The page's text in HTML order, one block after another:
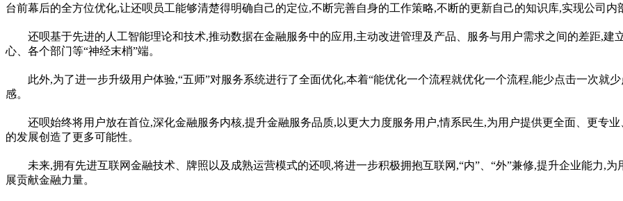
台前幕后的全方位优化,让还呗员工能够清楚得明确自己的定位,不断完善自身的工作策略,不断的更新自己的知识库,实现公司内
还呗基于先进的人工智能理论和技术,推动数据在金融服务中的应用,主动改进管理及产品、服务与用户需求之间的差距,
心、各个部门等“神经末梢”端。
此外,为了进一步升级用户体验,“五师”对服务系统进行了全面优化,本着“能优化一个流程就优化一个流程,能少点击一次就
感。
还呗始终将用户放在首位,深化金融服务内核,提升金融服务品质,以更大力度服务用户,情系民生,为用户提供更全面、更专
的发展创造了更多可能性。
未来,拥有先进互联网金融技术、牌照以及成熟运营模式的还呗,将进一步积极拥抱互联网,“内”、“外”兼修,提升企业能力,为
展贡献金融力量。